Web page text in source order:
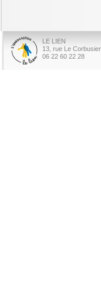
LE LIEN
13, rue Le
06 22 60 22 28